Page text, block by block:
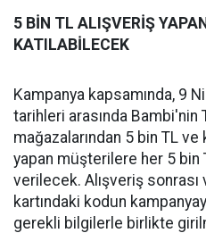
5 BİN TL ALIŞVERİŞ
KATILABİLECEK
Kampanya kapsamında, 9
tarihleri arasında
mağazalarından 5 bin TL ve
yapan müşterilere her 5 bin
verilecek. Alışveriş sonrası
kartındaki kodun
gerekli bilgilerle birlikte